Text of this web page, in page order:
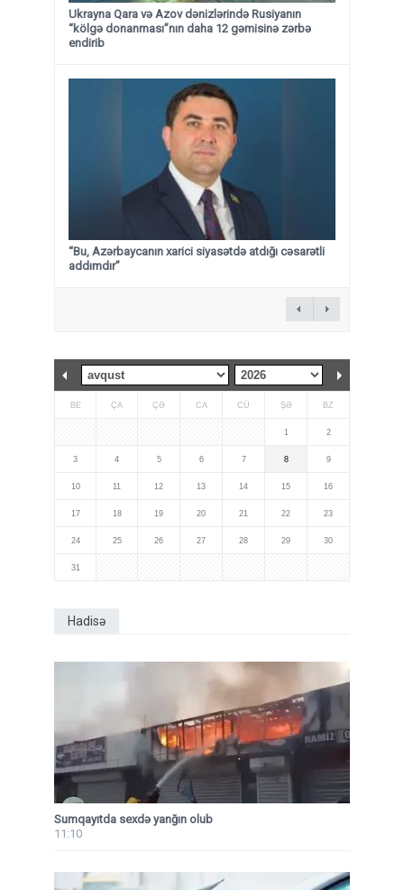
Ukrayna Qara və Azov dənizlərində Rusiyanın
“kölgə donanması”nın daha 12 gəmisinə zərbə
endirib
“Bu, Azərbaycanın xarici siyasətdə atdığı cəsarətli
addımdır”
BE ÇA ÇƏ CA CÜ ŞƏ BZ
1 2
3 4 5 6 7 8 9
10 11 12 13 14 15 16
17 18 19 20 21 22 23
24 25 26 27 28 29 30
31
Hadisə
Sumqayıtda sexdə yanğın olub
11:10